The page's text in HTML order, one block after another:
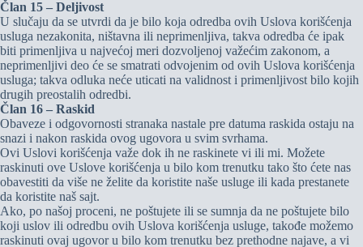
Član 15 – Deljivost
U slučaju da se utvrdi da je bilo koja odredba ovih Uslova korišćenja
usluga nezakonita, ništavna ili neprimenljiva, takva odredba će ipak
biti primenljiva u najvećoj meri dozvoljenoj važećim zakonom, a
neprimenljivi deo će se smatrati odvojenim od ovih Uslova korišćenja
usluga; takva odluka neće uticati na validnost i primenljivost bilo kojih
drugih preostalih odredbi.
Član 16 – Raskid
Obaveze i odgovornosti stranaka nastale pre datuma raskida ostaju na
snazi i nakon raskida ovog ugovora u svim svrhama.
Ovi Uslovi korišćenja važe dok ih ne raskinete vi ili mi. Možete
raskinuti ove Uslove korišćenja u bilo kom trenutku tako što ćete nas
obavestiti da više ne želite da koristite naše usluge ili kada prestanete
da koristite naš sajt.
Ako, po našoj proceni, ne poštujete ili se sumnja da ne poštujete bilo
koji uslov ili odredbu ovih Uslova korišćenja usluge, takođe možemo
raskinuti ovaj ugovor u bilo kom trenutku bez prethodne najave, a vi